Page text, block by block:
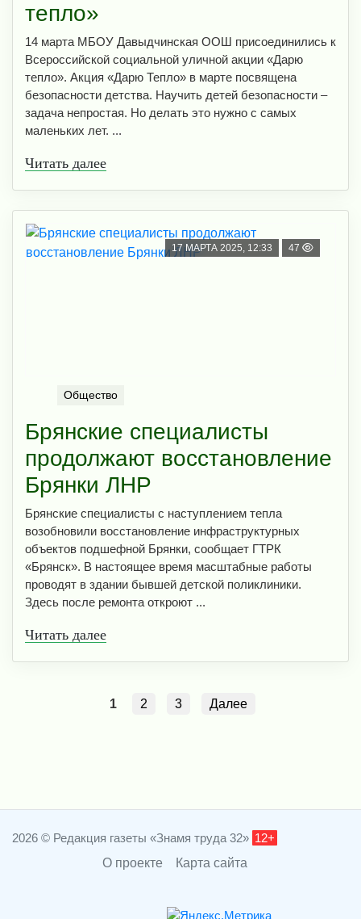
тепло»
14 марта МБОУ Давыдчинская ООШ присоединились к
Всероссийской социальной уличной акции «Дарю
тепло». Акция «Дарю Тепло» в марте посвящена
безопасности детства. Научить детей безопасности –
задача непростая. Но делать это нужно с самых
маленьких лет. ...
Читать далее
17 МАРТА 2025, 12:33 47
Общество
Брянские специалисты
продолжают восстановление
Брянки ЛНР
Брянские специалисты с наступлением тепла
возобновили восстановление инфраструктурных
объектов подшефной Брянки, сообщает ГТРК
«Брянск». В настоящее время масштабные работы
проводят в здании бывшей детской поликлиники.
Здесь после ремонта откроют ...
Читать далее
1 2 3 Далее
2026 © Редакция газеты «Знамя труда 32» 12+
О проекте
Карта сайта